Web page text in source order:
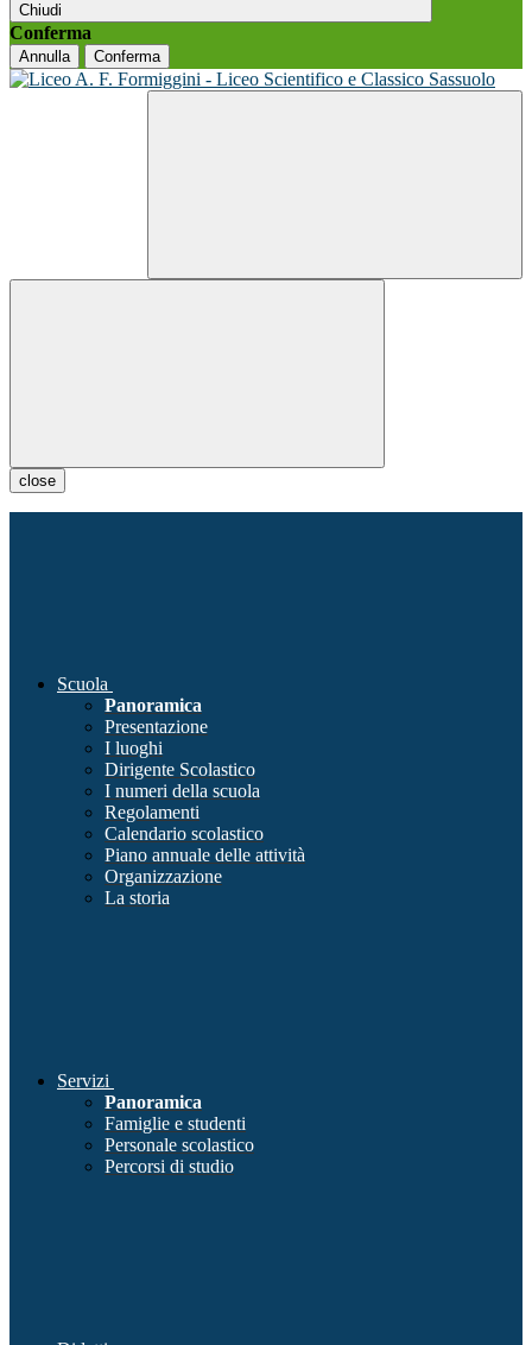
Chiudi
Conferma
Annulla Conferma
close
Scuola
Panoramica
Presentazione
I luoghi
Dirigente Scolastico
I numeri della scuola
Regolamenti
Calendario scolastico
Piano annuale delle attività
Organizzazione
La storia
Servizi
Panoramica
Famiglie e studenti
Personale scolastico
Percorsi di studio